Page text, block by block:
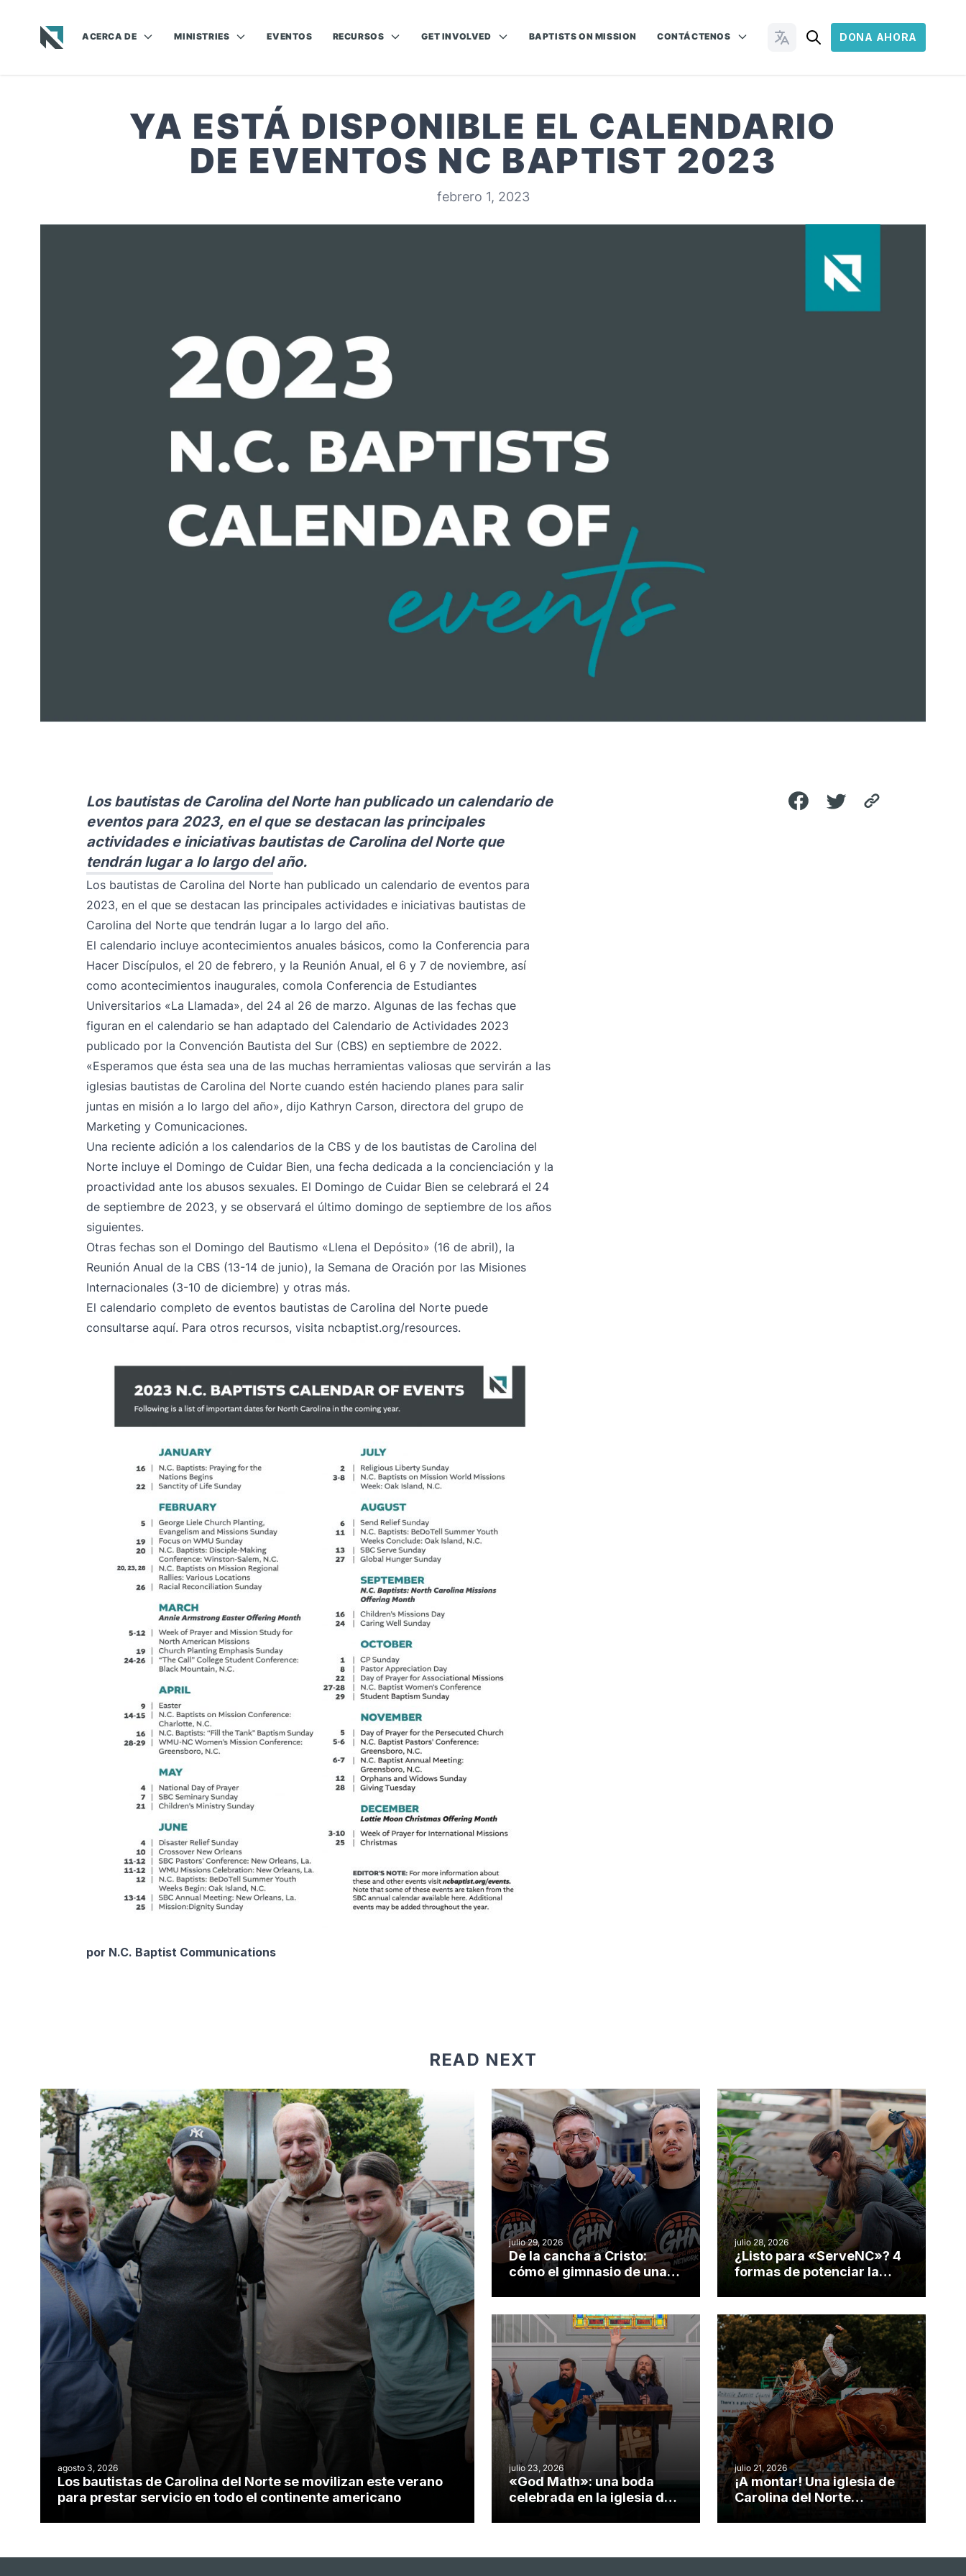
ACERCA DE MINISTRIES EVENTOS RECURSOS GET INVOLVED BAPTISTS ON MISSION CONTÁCTENOS Cambiar idiomaDONA AHORA
YA ESTÁ DISPONIBLE EL CALENDARIO
DE EVENTOS NC BAPTIST 2023
febrero 1, 2023
Los bautistas de Carolina del Norte han publicado un calendario de
eventos para 2023, en el que se destacan las principales
actividades e iniciativas bautistas de Carolina del Norte que
tendrán lugar a lo largo del año.
Los bautistas de Carolina del Norte han publicado un calendario de eventos para
2023, en el que se destacan las principales actividades e iniciativas bautistas de
Carolina del Norte que tendrán lugar a lo largo del año.
El calendario incluye acontecimientos anuales básicos, como la Conferencia para
Hacer Discípulos, el 20 de febrero, y la Reunión Anual, el 6 y 7 de noviembre, así
como acontecimientos inaugurales, comola Conferencia de Estudiantes
Universitarios «La Llamada», del 24 al 26 de marzo. Algunas de las fechas que
figuran en el calendario se han adaptado del Calendario de Actividades 2023
publicado por la Convención Bautista del Sur (CBS) en septiembre de 2022.
«Esperamos que ésta sea una de las muchas herramientas valiosas que servirán a las
iglesias bautistas de Carolina del Norte cuando estén haciendo planes para salir
juntas en misión a lo largo del año», dijo Kathryn Carson, directora del grupo de
Marketing y Comunicaciones.
Una reciente adición a los calendarios de la CBS y de los bautistas de Carolina del
Norte incluye el Domingo de Cuidar Bien, una fecha dedicada a la concienciación y la
proactividad ante los abusos sexuales. El Domingo de Cuidar Bien se celebrará el 24
de septiembre de 2023, y se observará el último domingo de septiembre de los años
siguientes.
Otras fechas son el Domingo del Bautismo «Llena el Depósito» (16 de abril), la
Reunión Anual de la CBS (13-14 de junio), la Semana de Oración por las Misiones
Internacionales (3-10 de diciembre) y otras más.
El calendario completo de eventos bautistas de Carolina del Norte puede
consultarse aquí. Para otros recursos, visita ncbaptist.org/resources.
por N.C. Baptist Communications
READ NEXT
agosto 3, 2026
Los bautistas de Carolina del Norte se movilizan este verano
para prestar servicio en todo el continente americano
julio 29, 2026
De la cancha a Cristo:
cómo el gimnasio de una
misionero te cuento
julio 28, 2026
¿Listo para «ServeNC»? 4
formas de potenciar la
julio 23, 2026
«God Math»: una boda
celebrada en la iglesia de
julio 21, 2026
¡A montar! Una iglesia de
Carolina del Norte